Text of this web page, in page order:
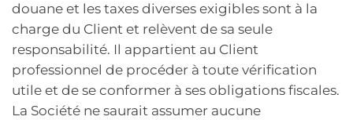
douane et les taxes diverses exigibles sont à la
charge du Client et relèvent de sa seule
responsabilité. Il appartient au Client
professionnel de procéder à toute vérification
utile et de se conformer à ses obligations fiscales.
La Société ne saurait assumer aucune